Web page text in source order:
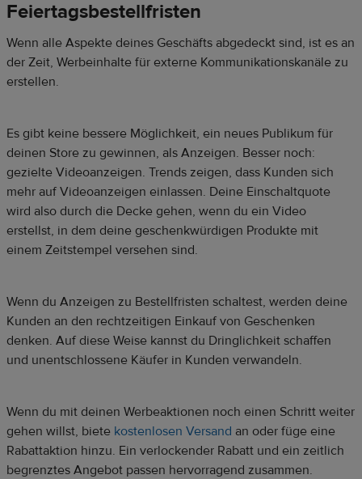
Feiertagsbestellfristen
Wenn alle Aspekte deines Geschäfts abgedeckt sind, ist es an
der Zeit, Werbeinhalte für externe Kommunikationskanäle zu
erstellen.
Es gibt keine bessere Möglichkeit, ein neues Publikum für
deinen Store zu gewinnen, als Anzeigen. Besser noch:
gezielte Videoanzeigen. Trends zeigen, dass Kunden sich
mehr auf Videoanzeigen einlassen. Deine Einschaltquote
wird also durch die Decke gehen, wenn du ein Video
erstellst, in dem deine geschenkwürdigen Produkte mit
einem Zeitstempel versehen sind.
Wenn du Anzeigen zu Bestellfristen schaltest, werden deine
Kunden an den rechtzeitigen Einkauf von Geschenken
denken. Auf diese Weise kannst du Dringlichkeit schaffen
und unentschlossene Käufer in Kunden verwandeln.
Wenn du mit deinen Werbeaktionen noch einen Schritt weiter
gehen willst, biete kostenlosen Versand an oder füge eine
Rabattaktion hinzu. Ein verlockender Rabatt und ein zeitlich
begrenztes Angebot passen hervorragend zusammen.